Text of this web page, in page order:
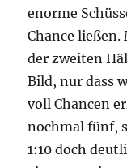
enorme
Chance
der zweiten
Bild, nur dass
voll Chancen
nochmal fünf,
1:10 doch